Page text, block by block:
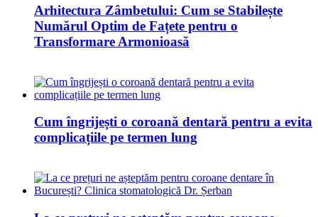
Arhitectura Zâmbetului: Cum se Stabilește
Numărul Optim de Fațete pentru o
Transformare Armonioasă
Cum îngrijești o coroană dentară pentru a evita
complicațiile pe termen lung